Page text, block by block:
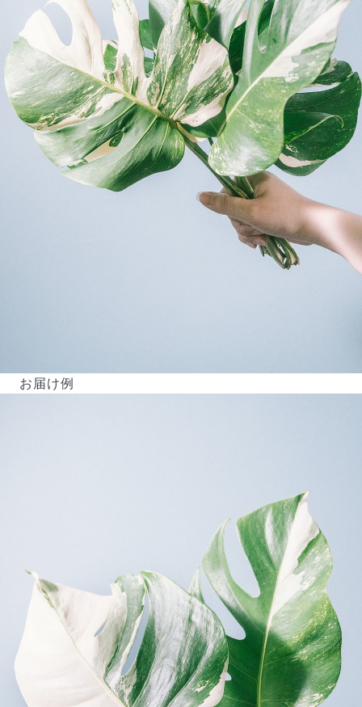
写真と同じものが届く？
商品ページに掲載している写真は、実際にお届けする商
品を撮影したものです。お花は生き物なので、どうして
も色味やサイズ・咲き方に個体差はありますが、できる
だけ写真のイメージに近いものをお届けできるように人
Q. 毎月自動でお花が届くサービスですか？
いいえ、毎月自動でお届けするサービスではありません。好
きな時に好きな花をご注文いただけます。
Q. 配送できないエリアはありますか？
ただいま沖縄・離島エリアへの配送には対応しておりませ
ん。ご了承ください。
Q. 配送日時は指定できますか？
お花をベストなタイミングで発送しているため、お届け日の
指定はできません。受け取り時間帯は、発送後にクロネコヤ
マトのアプリから変更可能です。
Q. 注文後にキャンセルできますか？
ご注文後一定時間内であればキャンセル可能です。
お届け例